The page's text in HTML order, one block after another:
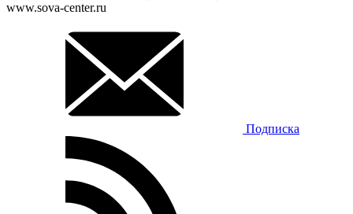
www.sova-center.ru
Подписка